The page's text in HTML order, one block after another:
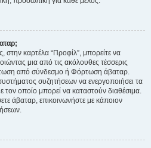
καρτέλα “Προφίλ”, μπορείτε να
μια από τις ακόλουθες τέσσερις
από σύνδεσμο ή Φόρτωση άβαταρ.
συζητήσεων να ενεργοποιήσει τα
τον οποίο μπορεί να καταστούν διαθέσιμα.
άβαταρ, επικοινωνήστε με κάποιον